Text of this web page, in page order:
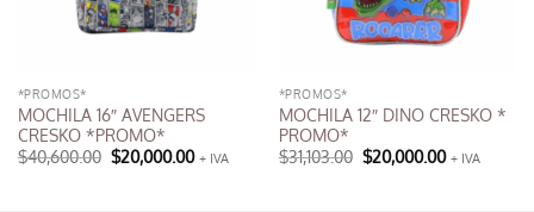
*PROMOS*
MOCHILA 16″ AVENGERS
CRESKO *PROMO*
$40,600.00 El
precio
$20,000.00El+ IVA
*PROMOS*
MOCHILA 12″ DINO CRESKO *
PROMO*
$31,103.00 El
precio
$20,000.00El+ IVA